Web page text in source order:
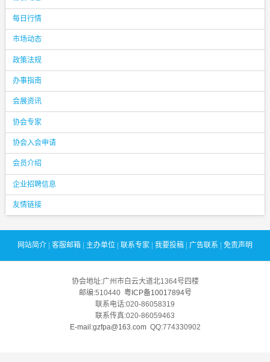
每日行情
市场动态
政策法规
办事指南
会展资讯
协会专家
协会入会申请
会员介绍
企业招聘信息
友情链接
网站简介 客服邮箱 主办单位 联系专家 我要投稿 广告联系 免责声明
协会地址:广州市白云大道北1364号四楼
邮编:510440 粤ICP备10017894号
联系电话:020-86058319
联系传真:020-86059463
E-mail:gzfpa@163.comQQ:774330902